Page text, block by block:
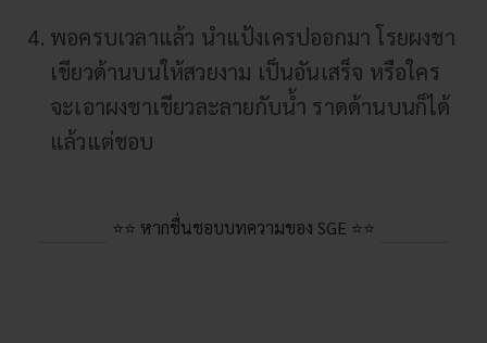
พอครบเวลาแล้ว นำแป้งเครปออกมา โรยผงชา
เขียวด้านบนให้สวยงาม เป็นอันเสร็จ หรือใคร
จะเอาผงชาเขียวละลายกับน้ำ ราดด้านบนก็ได้
แล้วแต่ชอบ
⭐⭐ หากชื่นชอบบทความของ SGE ⭐⭐